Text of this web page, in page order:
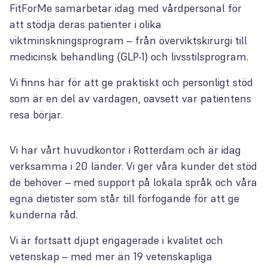
FitForMe samarbetar idag med vårdpersonal för
att stödja deras patienter i olika
viktminskningsprogram – från överviktskirurgi till
medicinsk behandling (GLP-1) och livsstilsprogram.
Vi finns här för att ge praktiskt och personligt stöd
som är en del av vardagen, oavsett var patientens
resa börjar.
Vi har vårt huvudkontor i Rotterdam och är idag
verksamma i 20 länder. Vi ger våra kunder det stöd
de behöver – med support på lokala språk och våra
egna dietister som står till förfogande för att ge
kunderna råd.
Vi är fortsatt djupt engagerade i kvalitet och
vetenskap – med mer än 19 vetenskapliga